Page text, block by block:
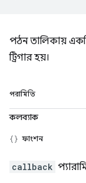
পঠন তালিকায়
ট্রিগার হয়।
পরামিতি
কলব্যাক
ফাংশন
callback